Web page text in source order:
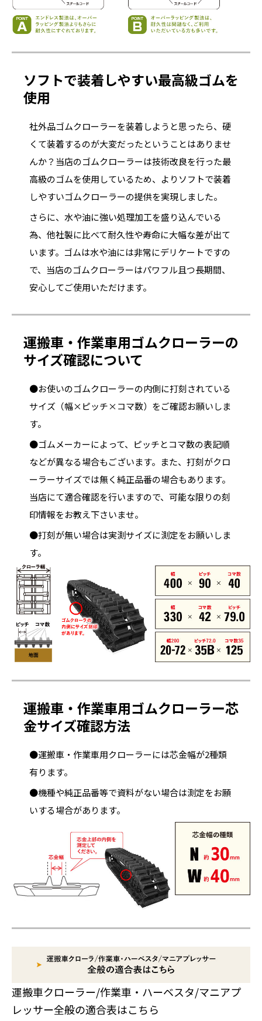
ソフトで装着しやすい最高級ゴムを
使用
社外品ゴムクローラーを装着しようと思ったら、硬
くて装着するのが大変だったということはありませ
んか？当店のゴムクローラーは技術改良を行った最
高級のゴムを使用しているため、よりソフトで装着
しやすいゴムクローラーの提供を実現しました。
さらに、水や油に強い処理加工を盛り込んでいる
為、他社製に比べて耐久性や寿命に大幅な差が出て
います。ゴムは水や油には非常にデリケートですの
で、当店のゴムクローラーはパワフル且つ長期間、
安心してご使用いただけます。
運搬車・作業車用ゴムクローラーの
サイズ確認について
●お使いのゴムクローラーの内側に打刻されている
サイズ（幅×ピッチ×コマ数）をご確認お願いしま
す。
●ゴムメーカーによって、ピッチとコマ数の表記順
などが異なる場合もございます。また、打刻がクロ
ーラーサイズでは無く純正品番の場合もあります。
当店にて適合確認を行いますので、可能な限りの刻
印情報をお教え下さいませ。
●打刻が無い場合は実測サイズに測定をお願いしま
す。
運搬車・作業車用ゴムクローラー芯
金サイズ確認方法
●運搬車・作業車用クローラーには芯金幅が2種類
有ります。
●機種や純正品番等で資料がない場合は測定をお願
いする場合があります。
運搬車クローラー/作業車・ハーベスタ/マニアプ
レッサー全般の適合表はこちら